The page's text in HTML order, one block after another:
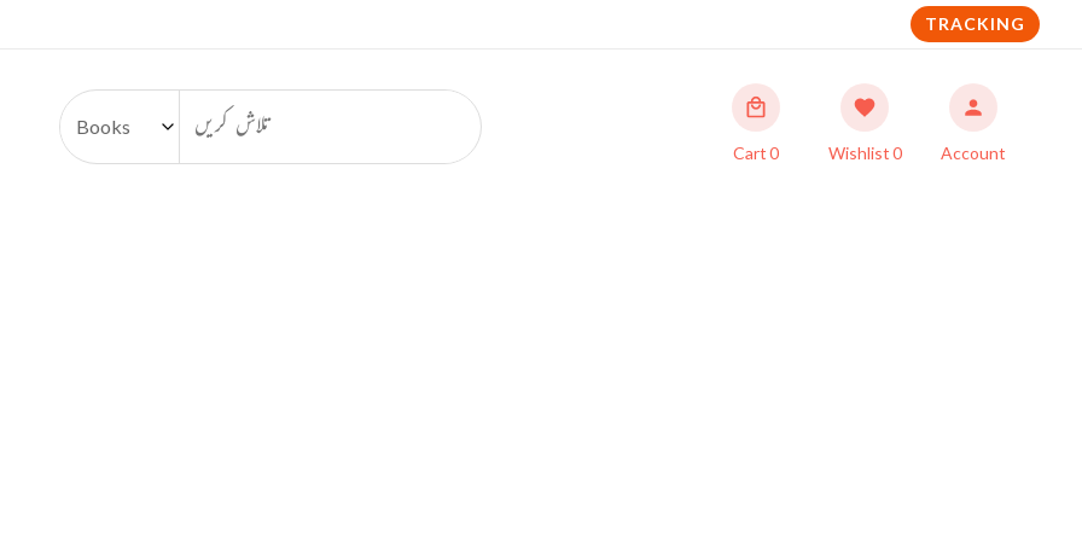
TRACKING
Cart0 Wishlist0 Account